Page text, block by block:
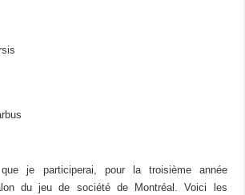
je participerai, pour la troisième année
du jeu de société de Montréal. Voici les